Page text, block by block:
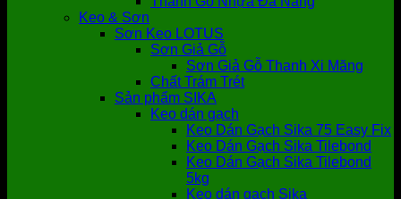
Keo & Sơn
Sơn Keo LOTUS
Sơn Giả Gỗ
Sơn Giả Gỗ Thanh Xi Măng
Chất Trám Trét
Sản phẩm SIKA
Keo dán gạch
Keo Dán Gạch Sika 75 Easy Fix
Keo Dán Gạch Sika Tilebond
Keo Dán Gạch Sika Tilebond
5kg
Keo dán gạch Sika